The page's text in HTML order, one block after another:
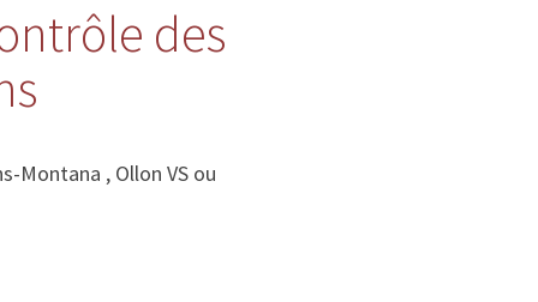
des
Montana , Ollon VS ou